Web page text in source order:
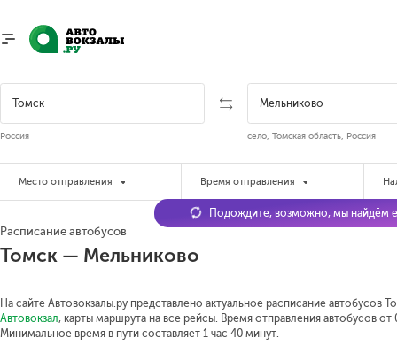
Россия село, Томская область, Россия
Место отправления Время отправления
Расписание автобусов
Томск — Мельниково
На сайте Автовокзалы.ру представлено актуальное расписание автобусов
Автовокзал, карты маршрута на все рейсы. Время отправления автобусов от
Минимальное время в пути составляет 1 час 40 минут.
Подождите, возможно, мы найдём